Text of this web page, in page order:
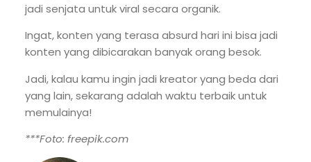
jadi senjata untuk viral secara organik.
Ingat, konten yang terasa absurd hari ini bisa jadi
konten yang dibicarakan banyak orang besok.
Jadi, kalau kamu ingin jadi kreator yang beda dari
yang lain, sekarang adalah waktu terbaik untuk
memulainya!
***Foto: freepik.com